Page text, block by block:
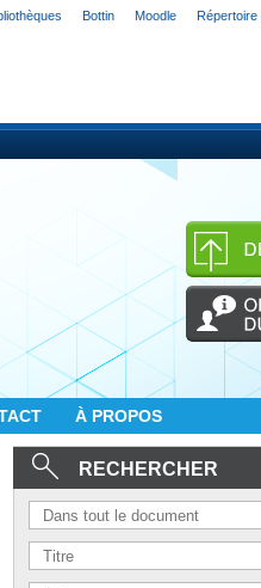
Bottin Moodle
À PROPOS
RECHERCHER